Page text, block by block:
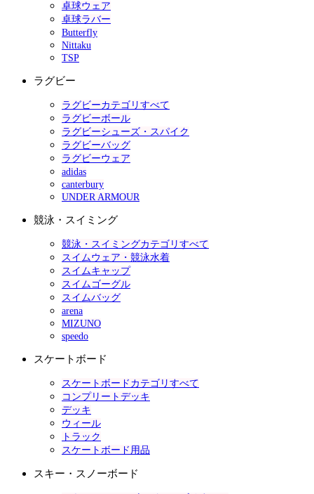
卓球ウェア
卓球ラバー
Butterfly
Nittaku
TSP
ラグビー
ラグビーカテゴリすべて
ラグビーボール
ラグビーシューズ・スパイク
ラグビーバッグ
ラグビーウェア
adidas
canterbury
UNDER ARMOUR
競泳・スイミング
競泳・スイミングカテゴリすべて
スイムウェア・競泳水着
スイムキャップ
スイムゴーグル
スイムバッグ
arena
MIZUNO
speedo
スケートボード
スケートボードカテゴリすべて
コンプリートデッキ
デッキ
ウィール
トラック
スケートボード用品
スキー・スノーボード